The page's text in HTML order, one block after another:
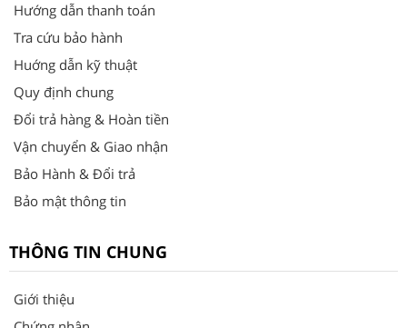
Hướng dẫn thanh toán
Tra cứu bảo hành
Huớng dẫn kỹ thuật
Quy định chung
Đổi trả hàng & Hoàn tiền
Vận chuyển & Giao nhận
Bảo Hành & Đổi trả
Bảo mật thông tin
THÔNG TIN CHUNG
Giới thiệu